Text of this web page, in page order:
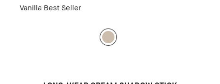
Vanilla Best Seller